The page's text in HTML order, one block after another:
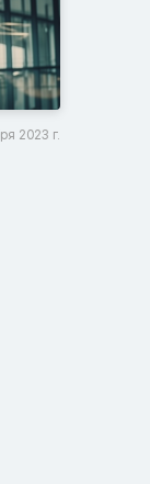
2023 г.